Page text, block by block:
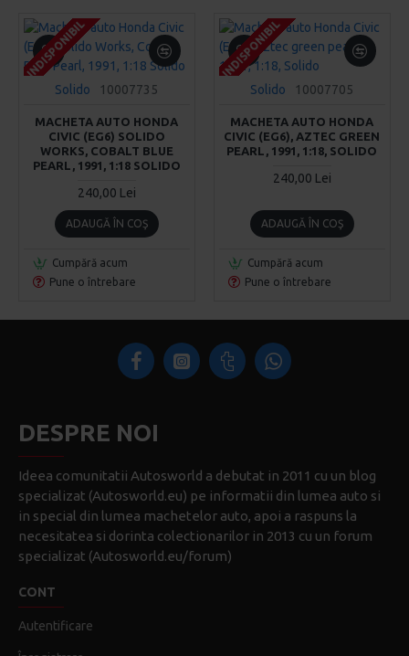
INDISPONIBIL
INDISPONIBIL
INDISPONIBIL
Solido 10007735
MACHETA AUTO HONDA
CIVIC (EG6) SOLIDO
WORKS, COBALT BLUE
PEARL, 1991, 1:18 SOLIDO
240,00 Lei
ADAUGĂ ÎN COŞ
Cumpără acum
Pune o întrebare
INDISPONIBIL
INDISPONIBIL
INDISPONIBIL
Solido 10007705
MACHETA AUTO HONDA
CIVIC (EG6), AZTEC GREEN
PEARL, 1991, 1:18, SOLIDO
240,00 Lei
ADAUGĂ ÎN COŞ
Cumpără acum
Pune o întrebare
DESPRE NOI
Ideea comunitatii Autosworld a debutat in 2011 cu un blog
specializat (Autosworld.eu) pe informatii din lumea auto si
in special din lumea machetelor auto, apoi a raspuns la
necesitatea si dorinta colectionarilor in 2013 cu un forum
specializat (Autosworld.eu/forum)
CONT
Autentificare